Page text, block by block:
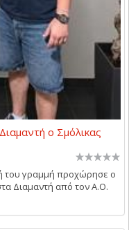
ο Σμόλικας
του γραμμή προχώρησε ο
Διαμαντή από τον Α.Ο.